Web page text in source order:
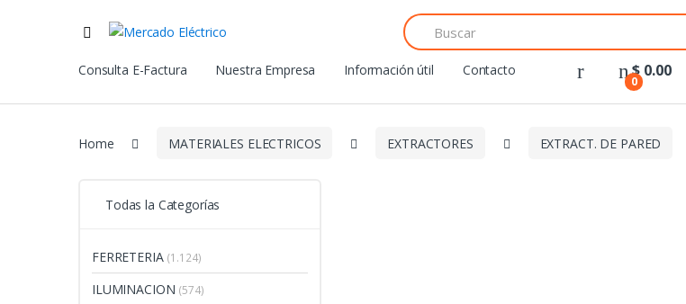
Search
for:
Consulta E-Factura
Nuestra Empresa Información útil Contacto
0
$ 0.00
Home MATERIALES ELECTRICOS EXTRACTORES EXTRACT. DE PARED
Todas la Categorías
FERRETERIA (1.124)
ILUMINACION (574)